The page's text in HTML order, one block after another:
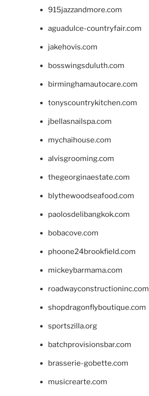
915jazzandmore.com
aguadulce-countryfair.com
jakehovis.com
bosswingsduluth.com
birminghamautocare.com
tonyscountrykitchen.com
jbellasnailspa.com
mychaihouse.com
alvisgrooming.com
thegeorginaestate.com
blythewoodseafood.com
paolosdelibangkok.com
bobacove.com
phoone24brookfield.com
mickeybarmama.com
roadwayconstructioninc.com
shopdragonflyboutique.com
sportszilla.org
batchprovisionsbar.com
brasserie-gobette.com
musicrearte.com